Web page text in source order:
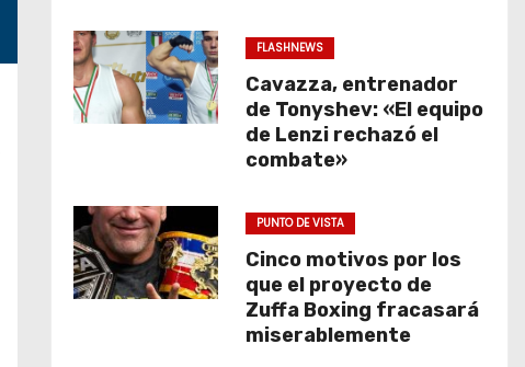
FLASHNEWS
Cavazza, entrenador
de Tonyshev: «El equipo
de Lenzi rechazó el
combate»
PUNTO DE VISTA
Cinco motivos por los
que el proyecto de
Zuffa Boxing fracasará
miserablemente